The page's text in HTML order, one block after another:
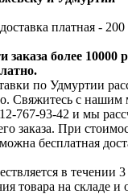
платная -
заказа более 10000
по Удмуртии
Свяжитесь с нашим
767-93-42 и мы
заказа. При
бесплатная
в течении
товара на складе и